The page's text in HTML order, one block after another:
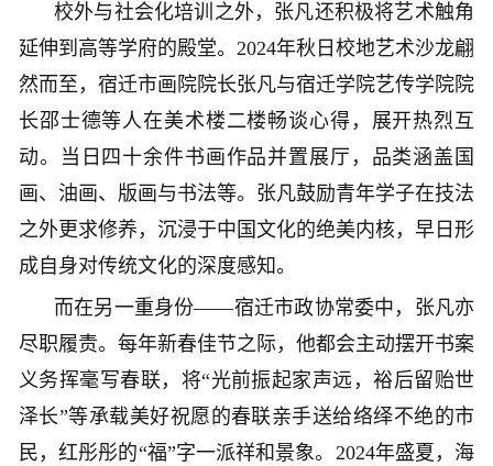
校外与社会化培训之外，张凡还积极将艺术触角
延伸到高等学府的殿堂。2024年秋日校地艺术沙龙翩
然而至，宿迁市画院院长张凡与宿迁学院艺传学院院
长邵士德等人在美术楼二楼畅谈心得，展开热烈互
动。当日四十余件书画作品并置展厅，品类涵盖国
画、油画、版画与书法等。张凡鼓励青年学子在技法
之外更求修养，沉浸于中国文化的绝美内核，早日形
成自身对传统文化的深度感知。
而在另一重身份——宿迁市政协常委中，张凡亦
尽职履责。每年新春佳节之际，他都会主动摆开书案
义务挥毫写春联，将“光前振起家声远，裕后留贻世
泽长”等承载美好祝愿的春联亲手送给络绎不绝的市
民，红彤彤的“福”字一派祥和景象。2024年盛夏，海